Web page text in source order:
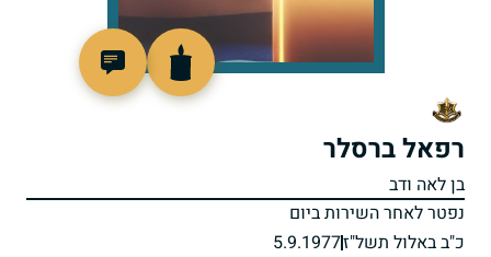
רפאל ברסלר
בן לאה ודב
נפטר לאחר השירות ביום
כ"ב באלול תשל"ז5.9.1977